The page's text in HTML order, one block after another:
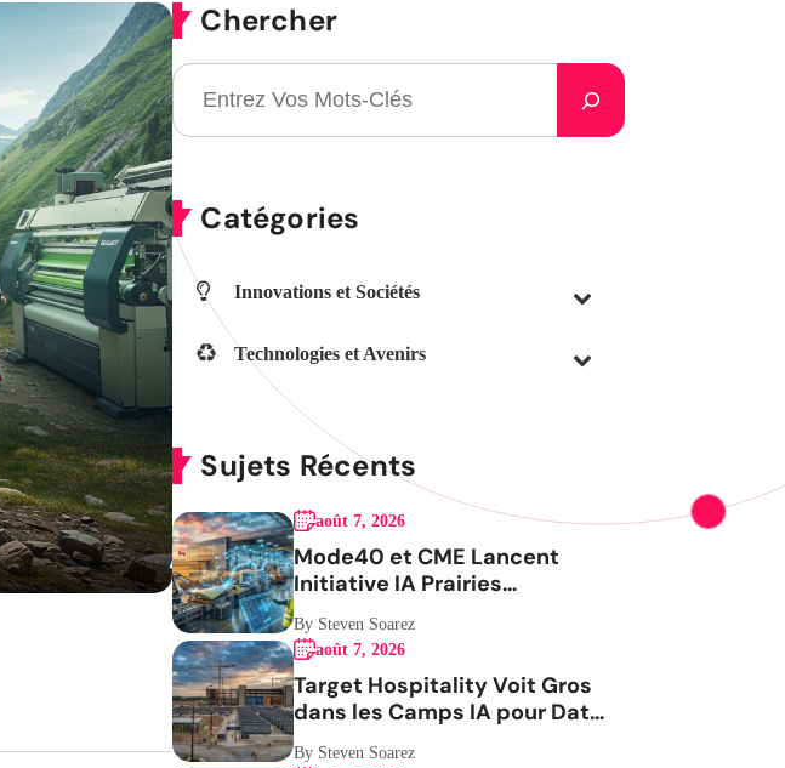
Chercher
Catégories
Innovations et Sociétés
Technologies et Avenirs
Sujets Récents
août 7, 2026
Mode40 et CME Lancent
Initiative IA Prairies
Aérospatiale
By Steven Soarez
août 7, 2026
Target Hospitality Voit Gros
dans les Camps IA pour Data
Centers
By Steven Soarez